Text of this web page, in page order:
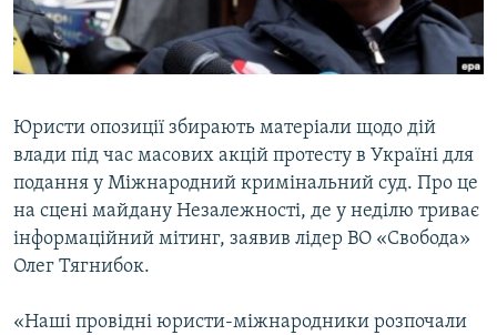
ВІДЕОУРОКИ «ELIFBE»
СВІДЧЕННЯ ОКУПАЦІЇ
Русский
Qırımtatar
ДОЛУЧАЙСЯ!
Усі сайти RFE/RL
Юристи опозиції збирають матеріали щодо дій
влади під час масових акцій протесту в Україні для
подання у Міжнародний кримінальний суд. Про це
на сцені майдану Незалежності, де у неділю триває
інформаційний мітинг, заявив лідер ВО «Свобода»
Олег Тягнибок.
«Наші провідні юристи-міжнародники розпочали